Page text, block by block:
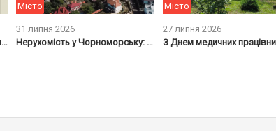
Нові правила відстрочки від мобілізації
Місто
31 липня 2026
Нерухомість у Чорноморську: як змінились ціни на житло з початком війни
Місто
27 липня 2026
З Днем медичних